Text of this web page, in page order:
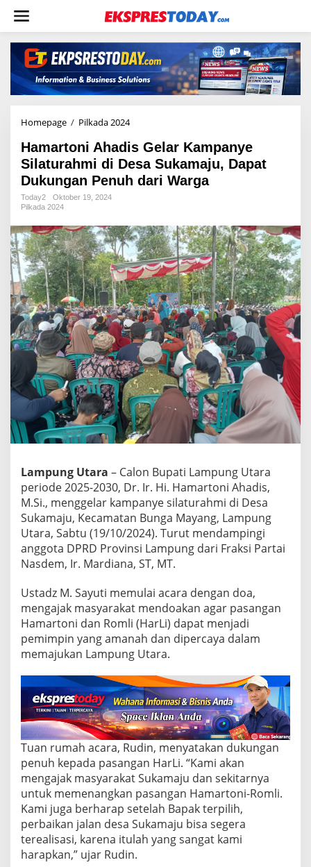
w
Homepage / Pilkada 2024H
m
a
r
t
A
h
a
d
i
s
G
e
l
a
r
K
a
m
p
a
n
y
S
i
a
t
u
r
a
h
i
d
i
D
s
S
u
k
a
m
a
j
u
,
D
a
p
a
t
D
Hamartoni Ahadis Gelar Kampanye
Silaturahmi di Desa Sukamaju, Dapat
Dukungan Penuh dari Warga
Today2
Oktober 19, 2024
Pilkada 2024
Lampung Utara – Calon Bupati Lampung Utara
periode 2025-2030, Dr. Ir. Hi. Hamartoni Ahadis,
M.Si., menggelar kampanye silaturahmi di Desa
Sukamaju, Kecamatan Bunga Mayang, Lampung
Utara, Sabtu (19/10/2024). Turut mendampingi
anggota DPRD Provinsi Lampung dari Fraksi Partai
Nasdem, Ir. Mardiana, ST, MT.
Ustadz M. Sayuti memulai acara dengan doa,
mengajak masyarakat mendoakan agar pasangan
Hamartoni dan Romli (HarLi) dapat menjadi
pemimpin yang amanah dan dipercaya dalam
memajukan Lampung Utara.
Tuan rumah acara, Rudin, menyatakan dukungan
penuh kepada pasangan HarLi. “Kami akan
mengajak masyarakat Sukamaju dan sekitarnya
untuk memenangkan pasangan Hamartoni-Romli.
Kami juga berharap setelah Bapak terpilih,
perbaikan jalan desa Sukamaju bisa segera
terealisasi, karena itulah yang sangat kami
harapkan,” ujar Rudin.